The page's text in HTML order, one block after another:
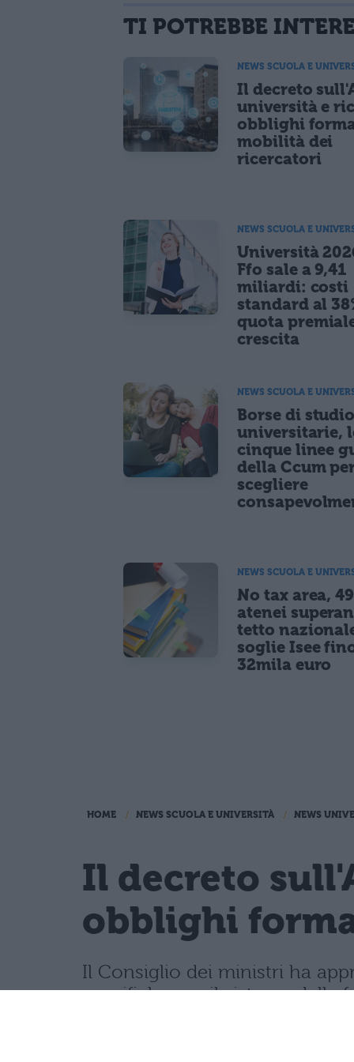
TI POTREBBE
NEWS SCUOLA E
Il decreto
università e
obblighi
mobilità dei
ricercatori
NEWS SCUOLA E
Università
Ffo sale a 9,41
miliardi: costi
standard al
quota
crescita
NEWS SCUOLA E
Borse di studio
universitarie,
cinque linee
della Ccum
scegliere
NEWS SCUOLA E
No tax area, 49
atenei
tetto
soglie Isee
32mila euro
HOME NEWS SCUOLA E UNIVERSITÀ NEWS
Il decreto
obblighi
Il Consiglio dei ministri ha
specifiche per il sistema della